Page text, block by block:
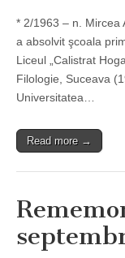
* 2/1963 – n. Mircea
a absolvit şcoala
Liceul „Calistrat
Filologie, Suceava
Universitatea…
Read more →